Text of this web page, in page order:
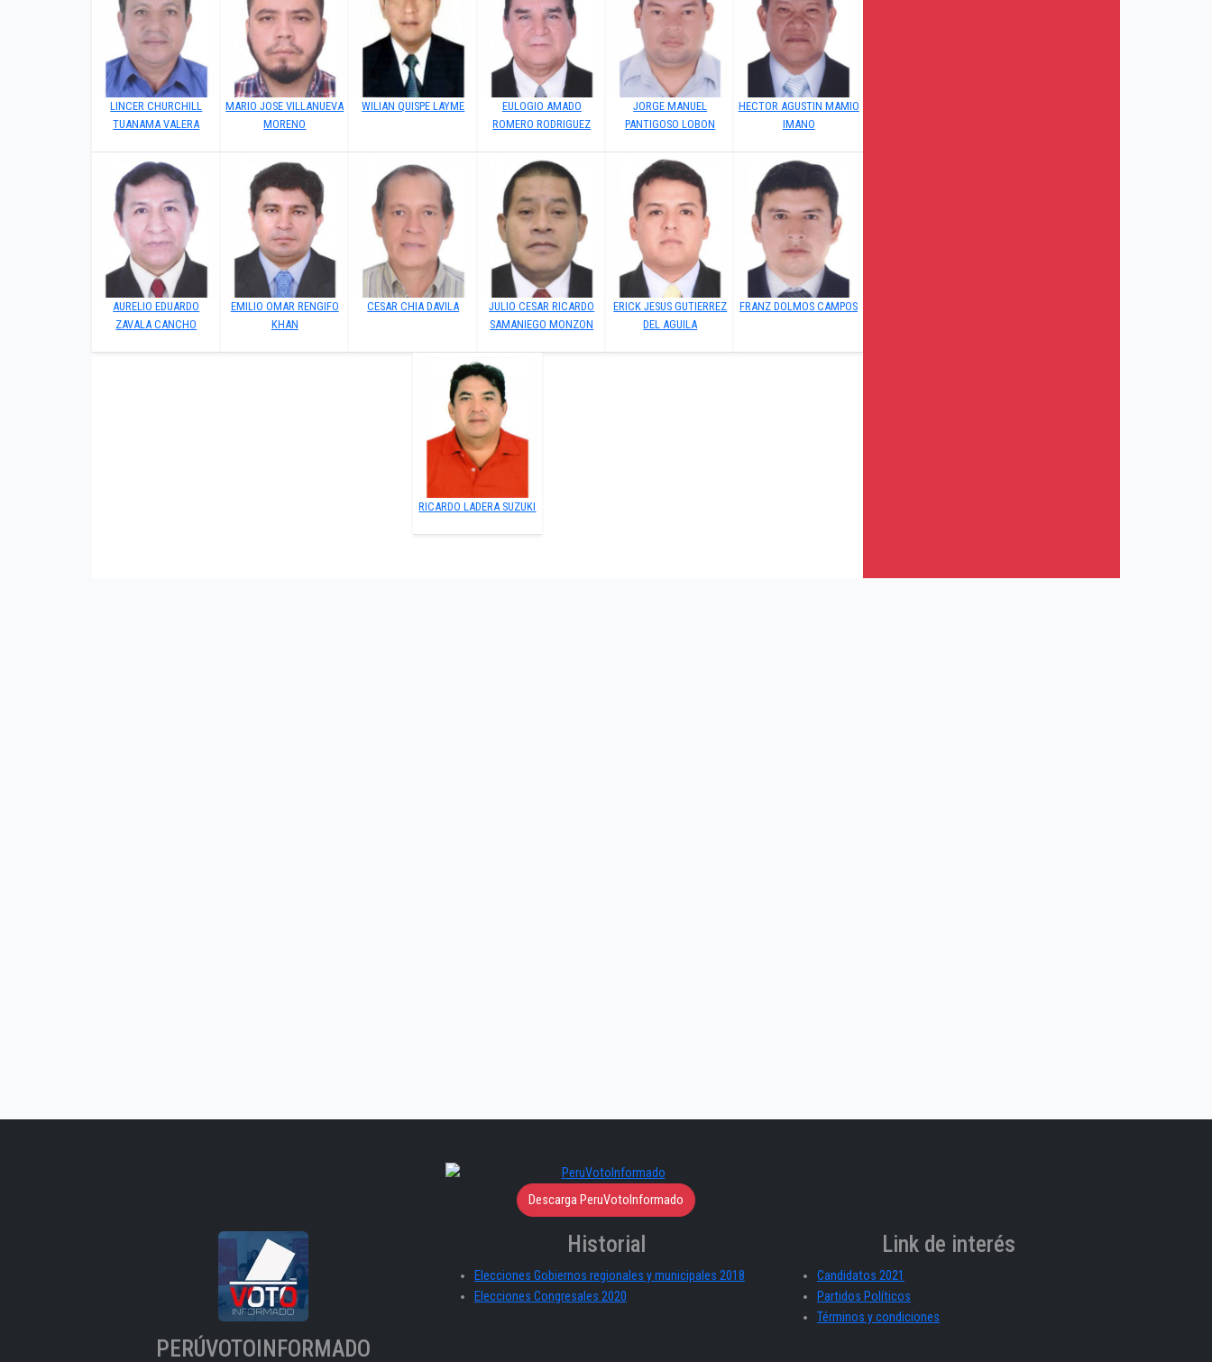
LINCER CHURCHILL
TUANAMA VALERA
MARIO JOSE VILLANUEVA
MORENO
WILIAN QUISPE LAYME
EULOGIO AMADO
ROMERO RODRIGUEZ
JORGE MANUEL
PANTIGOSO LOBON
HECTOR AGUSTIN MAMIO
IMANO
AURELIO EDUARDO
ZAVALA CANCHO
EMILIO OMAR RENGIFO
KHAN
CESAR CHIA DAVILA
JULIO CESAR RICARDO
SAMANIEGO MONZON
ERICK JESUS GUTIERREZ
DEL AGUILA
FRANZ DOLMOS CAMPOS
RICARDO LADERA SUZUKI
Descarga PeruVotoInformado
PERÚVOTOINFORMADO
Historial
Elecciones Gobiernos regionales y municipales 2018
Elecciones Congresales 2020
Link de interés
Candidatos 2021
Partidos Políticos
Términos y condiciones